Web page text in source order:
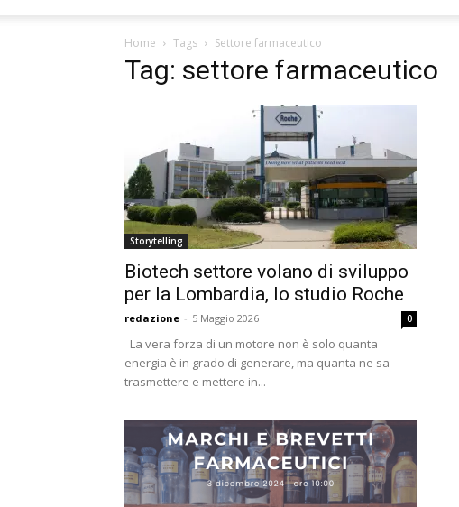
Home Tags Settore farmaceutico
Tag: settore farmaceutico
Storytelling
Biotech settore volano di sviluppo
per la Lombardia, lo studio Roche
redazione - 5 Maggio 2026 0
La vera forza di un motore non è solo quanta
energia è in grado di generare, ma quanta ne sa
trasmettere e mettere in...